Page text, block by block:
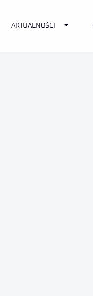
Dropdown
AKTUALNOŚCI Toggle